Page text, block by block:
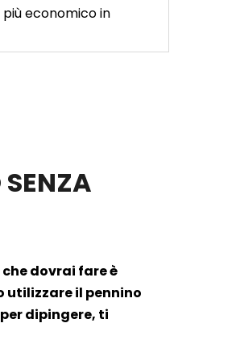
più economico in
dovrai fare è
il pennino
dipingere, ti